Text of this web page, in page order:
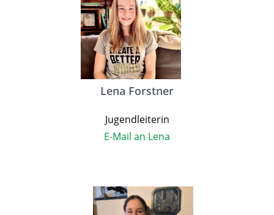
Lena Forstner
Jugendleiterin
E-Mail an Lena